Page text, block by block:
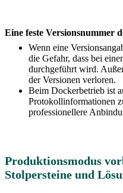
Eine feste Versionsnummer
Wenn eine
die Gefahr, dass bei
durchgeführt wird.
der Versionen verloren.
Beim Dockerbetrieb ist
Protokollinformationen
professionellere
Produktionsmodus
Stolpersteine und